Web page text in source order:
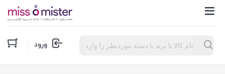
Products
search ورود